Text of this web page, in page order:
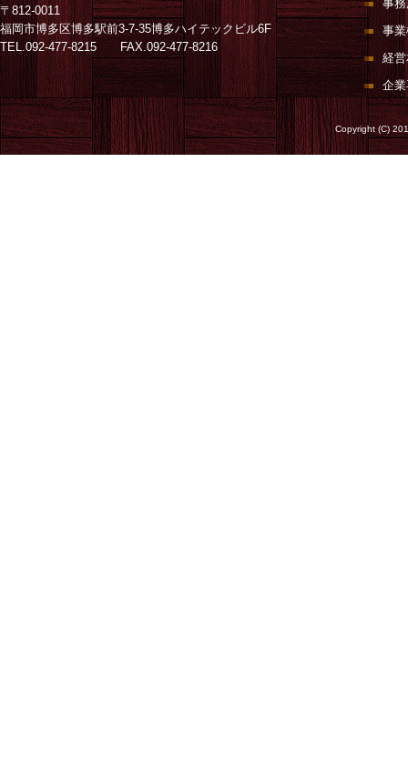
〒812-0011
福岡市博多区博多駅前3-7-35博多ハイテックビル6F
TEL.092-477-8215 FAX.092-477-8216
事
事
経
企
Copyright (C)